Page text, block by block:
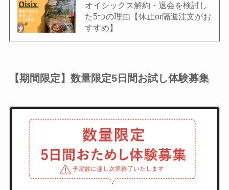
オイシックス解約・退会を検討し
た5つの理由【休止or隔週注文がお
すすめ】
【期間限定】数量限定5日間お試し体験募集